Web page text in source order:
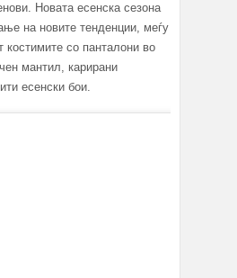
Новата есенска сезона
на новите тенденции, меѓу
костимите со панталони во
мантил, карирани
есенски бои.